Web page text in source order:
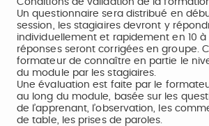
Conditions de validation de la
Un questionnaire sera distribué en
session, les stagiaires devront y
individuellement et rapidement en 10 à
réponses seront corrigées en groupe.
formateur de connaître en partie le
du module par les stagiaires.
Une évaluation est faite par le
au long du module, basée sur les
de l’apprenant, l’observation, les
de table, les prises de paroles.